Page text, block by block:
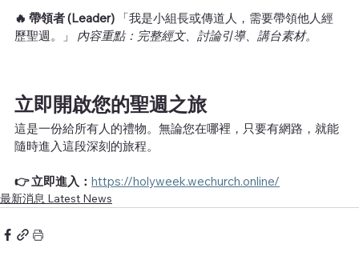
🔥 帶領者 (Leader) 「我是小組長或傳道人，需要帶領他人經
歷聖週。」 內容重點：完整經文、討論引導、講台素材。
立即開啟您的聖週之旅
這是一份給所有人的禮物。無論您在哪裡，只要有網路，就能
隨時進入這段深刻的旅程。
👉 立即進入： https://holyweek.wechurch.online/
最新消息 Latest News